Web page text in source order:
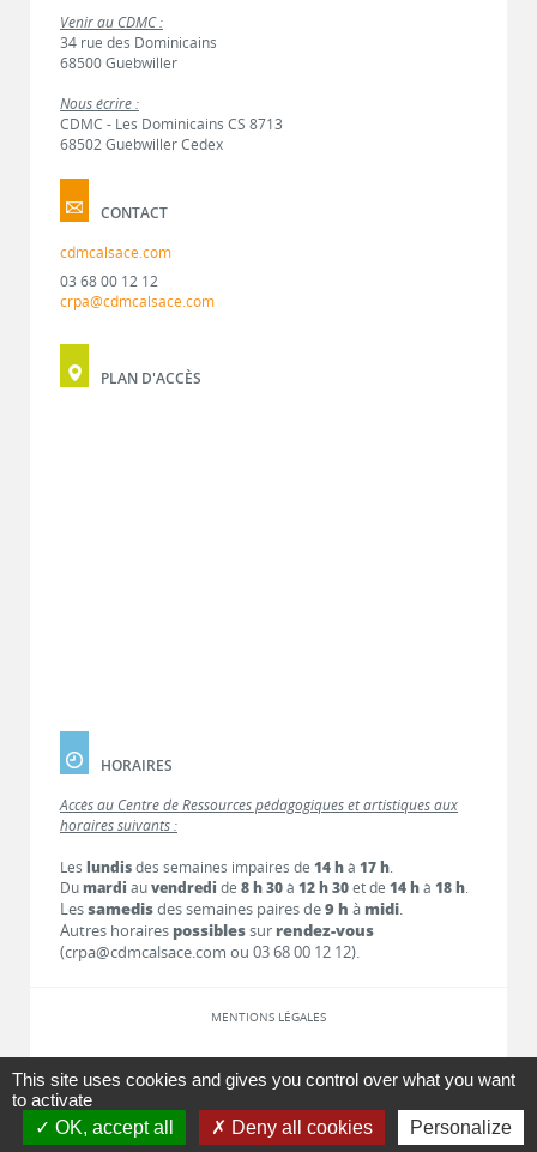
Venir au CDMC :
34 rue des Dominicains
68500 Guebwiller
Nous écrire :
CDMC - Les Dominicains CS 8713
68502 Guebwiller Cedex
CONTACT
cdmcalsace.com
03 68 00 12 12
crpa@cdmcalsace.com
PLAN D'ACCÈS
HORAIRES
Accès au Centre de Ressources pédagogiques et artistiques aux
horaires suivants :
Les lundisdes semaines impaires de 14 hà 17 h.
Dumardi auvendredi de 8 h 30à 12 h 30et de 14 hà 18 h.
Lessamedisdes semaines paires de9 h à midi.
Autres horaires possiblessur rendez-vous
(crpa@cdmcalsace.com ou 03 68 00 12 12).
MENTIONS LÉGALES
LIENS
CONTACT
This site uses cookies and gives you control over what you want
to activate
OK, accept all
Deny all cookies Personalize